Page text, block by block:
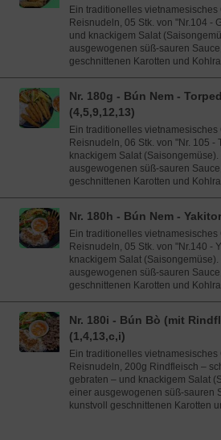
Ein traditionelles vietnamesisches
Reisnudeln, 05 Stk. von "Nr.104 -
und knackigem Salat
ausgewogenen süß-sauren
geschnittenen Karotten und
Nr. 180g - Bún Nem -
(4,5,9,12,13)
Ein traditionelles vietnamesisches
Reisnudeln, 06 Stk. von "Nr. 105 -
knackigem Salat
ausgewogenen süß-sauren
geschnittenen Karotten und
Nr. 180h - Bún Nem -
Ein traditionelles vietnamesisches
Reisnudeln, 05 Stk. von "Nr.140 -
knackigem Salat
ausgewogenen süß-sauren
geschnittenen Karotten und
Nr. 180i - Bún Bò (mit
(1,4,13,c,i)
Ein traditionelles vietnamesisches
Reisnudeln, 200g Rindfleisch –
gebraten – und knackigem Salat
einer ausgewogenen süß-sauren
kunstvoll geschnittenen Karotten